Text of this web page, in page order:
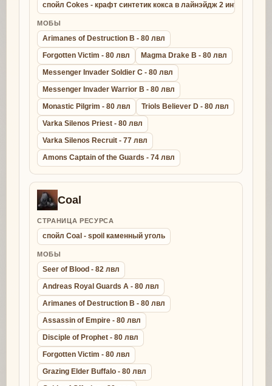
спойл Cokes - крафт синтетик кокса в лайнэйдж 2 интерлюд
МОБЫ
Arimanes of Destruction B - 80 лвл
Forgotten Victim - 80 лвл
Magma Drake B - 80 лвл
Messenger Invader Soldier C - 80 лвл
Messenger Invader Warrior B - 80 лвл
Monastic Pilgrim - 80 лвл
Triols Believer D - 80 лвл
Varka Silenos Priest - 80 лвл
Varka Silenos Recruit - 77 лвл
Amons Captain of the Guards - 74 лвл
Coal
СТРАНИЦА РЕСУРСА
спойл Coal - spoil каменный уголь
МОБЫ
Seer of Blood - 82 лвл
Andreas Royal Guards A - 80 лвл
Arimanes of Destruction B - 80 лвл
Assassin of Empire - 80 лвл
Disciple of Prophet - 80 лвл
Forgotten Victim - 80 лвл
Grazing Elder Buffalo - 80 лвл